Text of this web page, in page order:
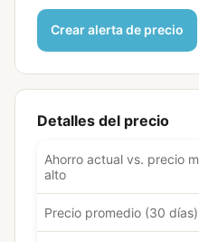
Crear alerta de precio
Detalles del precio
Ahorro actual vs. precio
alto
Precio promedio (30 días)